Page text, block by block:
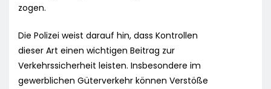
zogen.
Die Polizei weist darauf hin, dass Kontrollen
dieser Art einen wichtigen Beitrag zur
Verkehrssicherheit leisten. Insbesondere im
gewerblichen Güterverkehr können Verstöße